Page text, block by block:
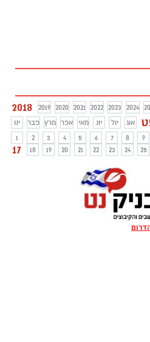
2018 2019 2020 2021 2022 2023 2024
ינו
פבר מרץ אפר מאי יונ יול אוג
1
2 3 4 5 6 7 8 9
17 18 19 20 21 22 23 24 25